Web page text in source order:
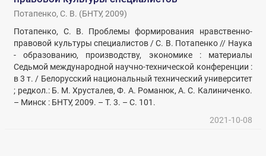
Потапенко, С. В. (БНТУ,2009)
Потапенко, С. В. Проблемы формирования нравственно-
правовой культуры специалистов / С. В. Потапенко // Наука
- образованию, производству, экономике : материалы
Седьмой международной научно-технической конференции :
в 3 т. / Белорусский национальный технический университет
; редкол.: Б. М. Хрусталев, Ф. А. Романюк, А. С. Калиниченко.
– Минск : БНТУ, 2009. – Т. 3. – С. 101.
2021-10-08